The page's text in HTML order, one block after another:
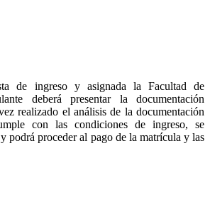
de ingreso y asignada la Facultad de
deberá presentar la documentación
realizado el análisis de la documentación
con las condiciones de ingreso, se
podrá proceder al pago de la matrícula y las